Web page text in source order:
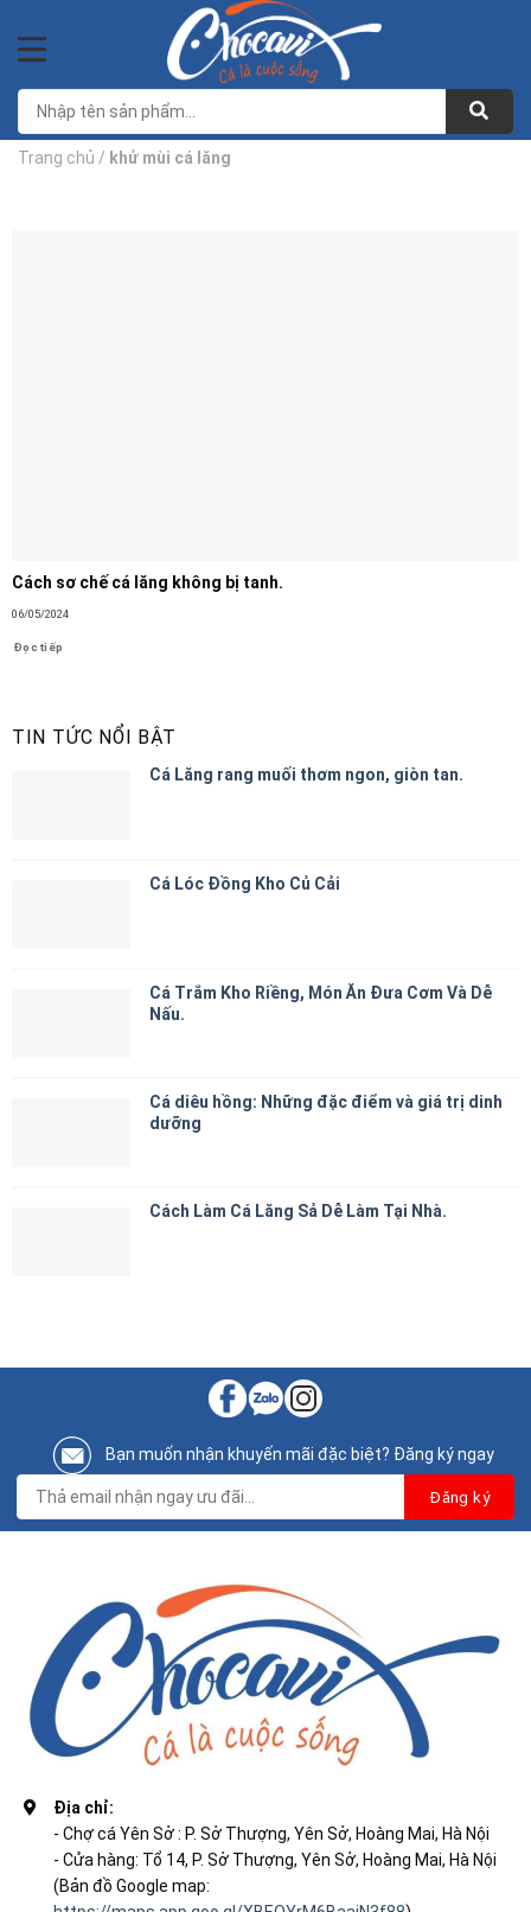
qua
nội
dung
Trang chủ / khử mùi cá lăng
Cách sơ chế cá lăng không bị tanh.
06/05/2024
Đọc tiếp
TIN TỨC NỔI BẬT
Cá Lăng rang muối thơm ngon, giòn tan.
Cá Lóc Đồng Kho Củ Cải
Cá Trắm Kho Riềng, Món Ăn Đưa Cơm Và Dễ
Nấu.
Cá diêu hồng: Những đặc điểm và giá trị dinh
dưỡng
Cách Làm Cá Lăng Sả Dễ Làm Tại Nhà.
Bạn muốn nhận khuyến mãi đặc biệt? Đăng ký ngay
Địa chỉ:
- Chợ cá Yên Sở : P. Sở Thượng, Yên Sở, Hoàng Mai, Hà Nội
- Cửa hàng: Tổ 14, P. Sở Thượng, Yên Sở, Hoàng Mai, Hà Nội
(Bản đồ Google map: